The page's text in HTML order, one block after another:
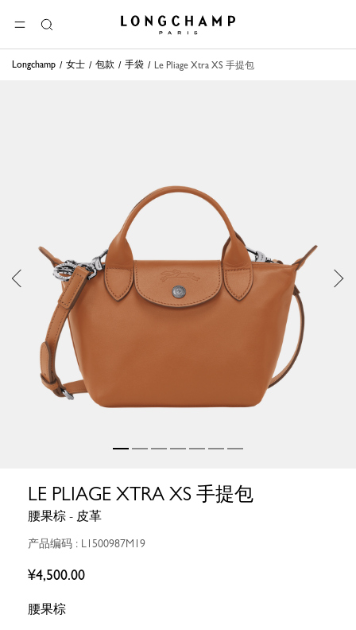
选单
搜
索
Longchamp - 主页
Longchamp 女士 包款 手袋 Le Pliage Xtra XS 手提包
LE PLIAGE XTRA XS 手提包
腰果棕 - 皮革
产品编码 : L1500987M19
¥4,500.00
腰果棕